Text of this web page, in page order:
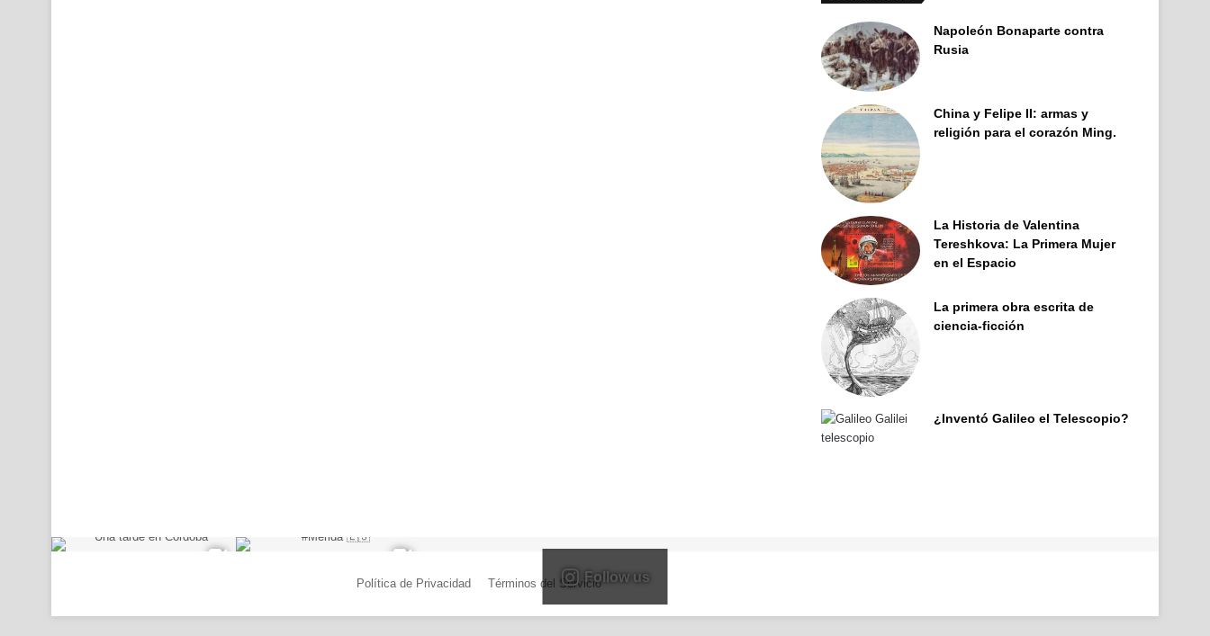
Napoleón Bonaparte contra
Rusia
China y Felipe II: armas y
religión para el corazón Ming.
La Historia de Valentina
Tereshkova: La Primera Mujer
en el Espacio
La primera obra escrita de
ciencia-ficción
¿Inventó Galileo el Telescopio?
Follow us
Política de Privacidad Términos del Servicio| Creado por Miguel Ángel Ferreiro